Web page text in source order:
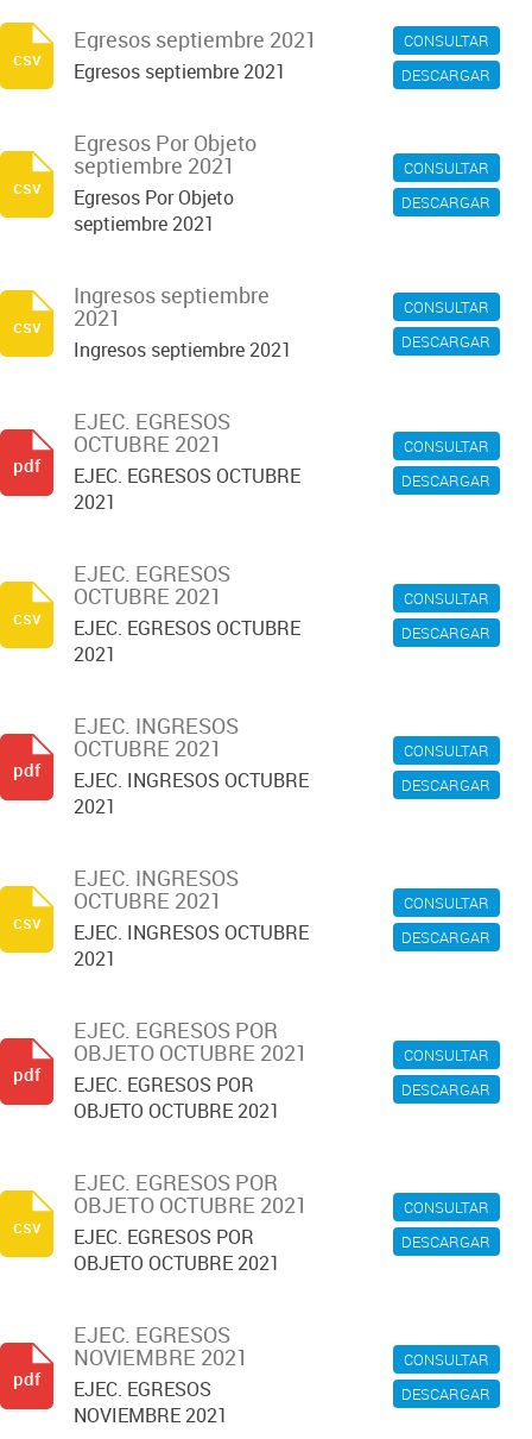
CONSULTAR
DESCARGAR
Egresos septiembre 2021
Egresos septiembre 2021
csv
CONSULTAR
DESCARGAR
Egresos Por Objeto
septiembre 2021
Egresos Por Objeto
septiembre 2021
csv
CONSULTAR
DESCARGAR
Ingresos septiembre
2021
Ingresos septiembre 2021
csv
CONSULTAR
DESCARGAR
EJEC. EGRESOS
OCTUBRE 2021
EJEC. EGRESOS OCTUBRE
2021
pdf
CONSULTAR
DESCARGAR
EJEC. EGRESOS
OCTUBRE 2021
EJEC. EGRESOS OCTUBRE
2021
csv
CONSULTAR
DESCARGAR
EJEC. INGRESOS
OCTUBRE 2021
EJEC. INGRESOS OCTUBRE
2021
pdf
CONSULTAR
DESCARGAR
EJEC. INGRESOS
OCTUBRE 2021
EJEC. INGRESOS OCTUBRE
2021
csv
CONSULTAR
DESCARGAR
EJEC. EGRESOS POR
OBJETO OCTUBRE 2021
EJEC. EGRESOS POR
OBJETO OCTUBRE 2021
pdf
CONSULTAR
DESCARGAR
EJEC. EGRESOS POR
OBJETO OCTUBRE 2021
EJEC. EGRESOS POR
OBJETO OCTUBRE 2021
csv
CONSULTAR
DESCARGAR
EJEC. EGRESOS
NOVIEMBRE 2021
EJEC. EGRESOS
NOVIEMBRE 2021
pdf